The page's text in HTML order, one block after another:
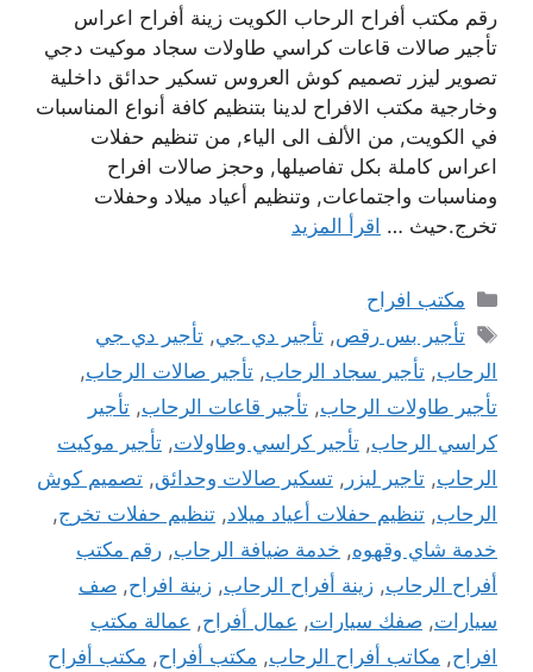
رقم مكتب أفراح الرحاب الكويت زينة أفراح اعراس
تأجير صالات قاعات كراسي طاولات سجاد موكيت دجي
تصوير ليزر تصميم كوش العروس تسكير حدائق داخلية
وخارجية مكتب الافراح لدينا بتنظيم كافة أنواع المناسبات
في الكويت, من الألف الى الياء, من تنظيم حفلات
اعراس كاملة بكل تفاصيلها, وحجز صالات افراح
ومناسبات واجتماعات, وتنظيم أعياد ميلاد وحفلات
تخرج.حيث … اقرأ المزيد
التصنيفات
مكتب افراح
الوسوم
تأجير بس رقص,تأجير دي جي,تأجير دي جي
الرحاب, تأجير سجاد الرحاب, تأجير صالات الرحاب,
تأجير طاولات الرحاب, تأجير قاعات الرحاب, تأجير
كراسي الرحاب, تأجير كراسي وطاولات, تأجير موكيت
الرحاب, تاجير ليزر , تسكير صالات وحدائق, تصميم كوش
الرحاب, تنظيم حفلات أعياد ميلاد, تنظيم حفلات تخرج,
خدمة شاي وقهوه, خدمة ضيافة الرحاب, رقم مكتب
أفراح الرحاب, زينة أفراح الرحاب, زينة افراح, صف
سيارات, صفك سيارات, عمال أفراح, عمالة مكتب
افراح, مكاتب أفراح الرحاب, مكتب أفراح, مكتب أفراح